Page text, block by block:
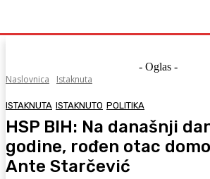
- Oglas -
Naslovnica
Istaknuta
ISTAKNUTA ISTAKNUTO POLITIKA
HSP BIH: Na današnji
godine, rođen otac
Ante Starčević